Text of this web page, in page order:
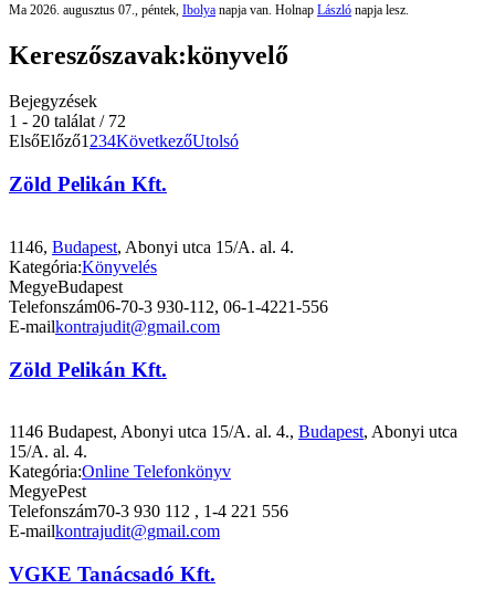
Ma 2026. augusztus 07., péntek, Ibolya napja van. Holnap László napja lesz.
Kereszőszavak:könyvelő
Bejegyzések
1 - 20 találat / 72
ElsőElőző1234KövetkezőUtolsó
Zöld Pelikán Kft.
1146, Budapest, Abonyi utca 15/A. al. 4.
Kategória:Könyvelés
MegyeBudapest
Telefonszám06-70-3 930-112, 06-1-4221-556
E-mailkontrajudit@gmail.com
Zöld Pelikán Kft.
1146 Budapest, Abonyi utca 15/A. al. 4., Budapest, Abonyi utca
15/A. al. 4.
Kategória:Online Telefonkönyv
MegyePest
Telefonszám70-3 930 112 , 1-4 221 556
E-mailkontrajudit@gmail.com
VGKE Tanácsadó Kft.